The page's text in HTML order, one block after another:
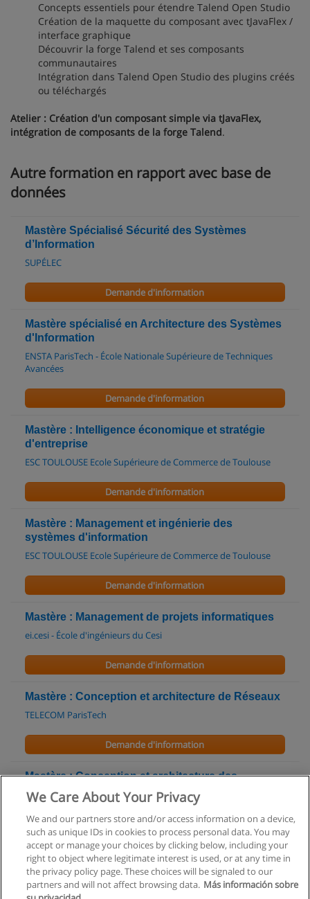
Concepts essentiels pour étendre Talend Open Studio
Création de la maquette du composant avec tJavaFlex /
interface graphique
Découvrir la forge Talend et ses composants
communautaires
Intégration dans Talend Open Studio des plugins créés
ou téléchargés
Atelier : Création d'un composant simple via tJavaFlex,
intégration de composants de la forge Talend.
Autre formation en rapport avec base de
données
Mastère Spécialisé Sécurité des Systèmes
d’Information
SUPÉLEC
Demande d'information
Mastère spécialisé en Architecture des Systèmes
d'Information
ENSTA ParisTech - École Nationale Supérieure de Techniques
Avancées
Demande d'information
Mastère : Intelligence économique et stratégie
d'entreprise
ESC TOULOUSE Ecole Supérieure de Commerce de Toulouse
Demande d'information
Mastère : Management et ingénierie des
systèmes d'information
ESC TOULOUSE Ecole Supérieure de Commerce de Toulouse
Demande d'information
Mastère : Management de projets informatiques
ei.cesi - École d'ingénieurs du Cesi
Demande d'information
Mastère : Conception et architecture de Réseaux
TELECOM ParisTech
Demande d'information
Mastère : Conception et architecture des
systèmes informatiques
Demande d'information
We Care About Your Privacy
We and our partners store and/or access information on a device,
such as unique IDs in cookies to process personal data. You may
accept or manage your choices by clicking below, including your
right to object where legitimate interest is used, or at any time in
the privacy policy page. These choices will be signaled to our
partners and will not affect browsing data. Más información sobre